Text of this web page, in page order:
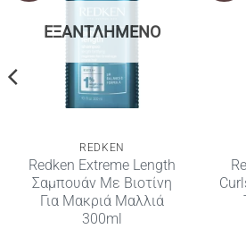
ΕΞΑΝΤΛΗΜΈΝΟ
REDKEN
Redken Extreme Length
Σαμπουάν Με Βιοτίνη
Για Μακριά Μαλλιά
300ml